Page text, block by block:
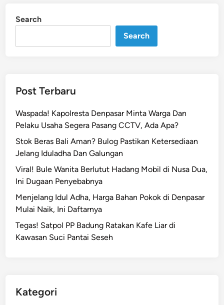
Search
Search
Post Terbaru
Waspada! Kapolresta Denpasar Minta Warga Dan
Pelaku Usaha Segera Pasang CCTV, Ada Apa?
Stok Beras Bali Aman? Bulog Pastikan Ketersediaan
Jelang Iduladha Dan Galungan
Viral! Bule Wanita Berlutut Hadang Mobil di Nusa Dua,
Ini Dugaan Penyebabnya
Menjelang Idul Adha, Harga Bahan Pokok di Denpasar
Mulai Naik, Ini Daftarnya
Tegas! Satpol PP Badung Ratakan Kafe Liar di
Kawasan Suci Pantai Seseh
Kategori